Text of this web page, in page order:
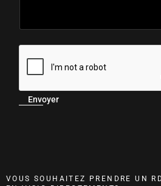
Envoyer
VOUS SOUHAITEZ PRENDRE UN